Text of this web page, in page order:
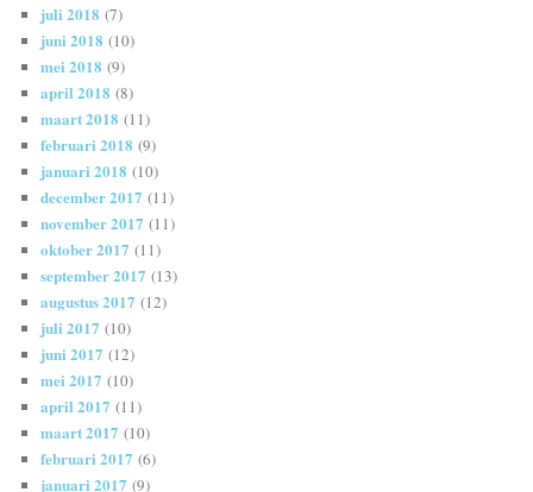
juli 2018 (7)
juni 2018 (10)
mei 2018 (9)
april 2018 (8)
maart 2018 (11)
februari 2018 (9)
januari 2018 (10)
december 2017 (11)
november 2017 (11)
oktober 2017 (11)
september 2017 (13)
augustus 2017 (12)
juli 2017 (10)
juni 2017 (12)
mei 2017 (10)
april 2017 (11)
maart 2017 (10)
februari 2017 (6)
januari 2017 (9)